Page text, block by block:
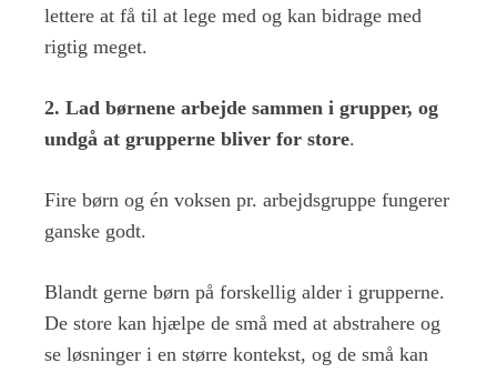
lettere at få til at lege med og kan bidrage med
rigtig meget.
2. Lad børnene arbejde sammen i grupper, og
undgå at grupperne bliver for store.
Fire børn og én voksen pr. arbejdsgruppe fungerer
ganske godt.
Blandt gerne børn på forskellig alder i grupperne.
De store kan hjælpe de små med at abstrahere og
se løsninger i en større kontekst, og de små kan